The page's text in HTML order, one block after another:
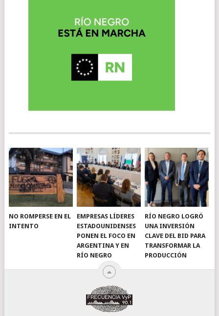
NO ROMPERSE EN EL
INTENTO
EMPRESAS LÍDERES
ESTADOUNIDENSES
PONEN EL FOCO EN
ARGENTINA Y EN
RÍO NEGRO
RÍO NEGRO LOGRÓ
UNA INVERSIÓN
CLAVE DEL BID PARA
TRANSFORMAR LA
PRODUCCIÓN